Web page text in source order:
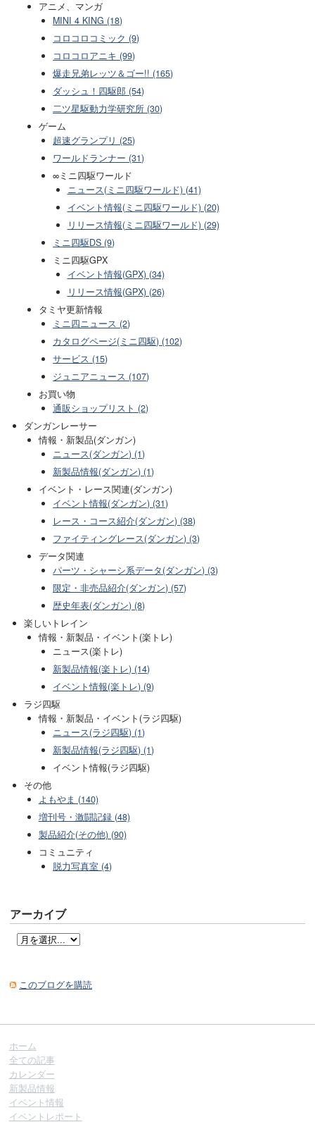
アニメ、マンガ
MINI 4 KING (18)
コロコロコミック (9)
コロコロアニキ (99)
爆走兄弟レッツ＆ゴー!! (165)
ダッシュ！四駆郎 (54)
二ツ星駆動力学研究所 (30)
ゲーム
超速グランプリ (25)
ワールドランナー (31)
∞ミニ四駆ワールド
ニュース(ミニ四駆ワールド) (41)
イベント情報(ミニ四駆ワールド) (20)
リリース情報(ミニ四駆ワールド) (29)
ミニ四駆DS (9)
ミニ四駆GPX
イベント情報(GPX) (34)
リリース情報(GPX) (26)
タミヤ更新情報
ミニ四ニュース (2)
カタログページ(ミニ四駆) (102)
サービス (15)
ジュニアニュース (107)
お買い物
通販ショップリスト (2)
ダンガンレーサー
情報・新製品(ダンガン)
ニュース(ダンガン) (1)
新製品情報(ダンガン) (1)
イベント・レース関連(ダンガン)
イベント情報(ダンガン) (31)
レース・コース紹介(ダンガン) (38)
ファイティングレース(ダンガン) (3)
データ関連
パーツ・シャーシ系データ(ダンガン) (3)
限定・非売品紹介(ダンガン) (57)
歴史年表(ダンガン) (8)
楽しいトレイン
情報・新製品・イベント(楽トレ)
ニュース(楽トレ)
新製品情報(楽トレ) (14)
イベント情報(楽トレ) (9)
ラジ四駆
情報・新製品・イベント(ラジ四駆)
ニュース(ラジ四駆) (1)
新製品情報(ラジ四駆) (1)
イベント情報(ラジ四駆)
その他
よもやま (140)
増刊号・激闘記録 (48)
製品紹介(その他) (90)
コミュニティ
脱力写真室 (4)
アーカイブ
このブログを購読
ホーム
全ての記事
カレンダー
新製品情報
イベント情報
イベントレポート